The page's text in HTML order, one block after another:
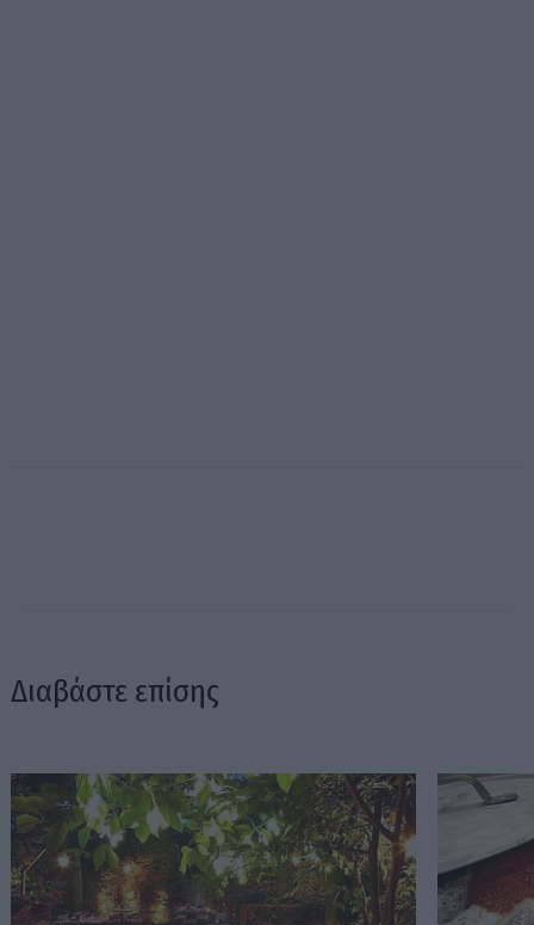
Διαβάστε επίσης